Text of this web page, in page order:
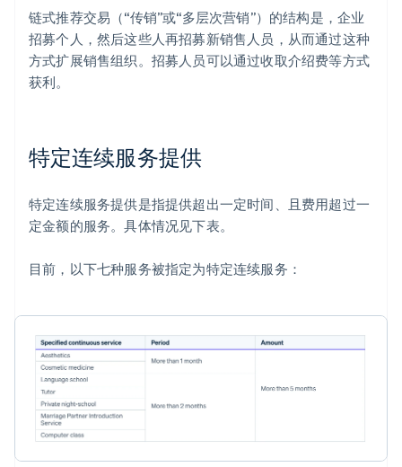
链式推荐交易（“传销”或“多层次营销”）的结构是，企业
招募个人，然后这些人再招募新销售人员，从而通过这种
方式扩展销售组织。招募人员可以通过收取介绍费等方式
获利。
特定连续服务提供
特定连续服务提供是指提供超出一定时间、且费用超过一
定金额的服务。具体情况见下表。
目前，以下七种服务被指定为特定连续服务：